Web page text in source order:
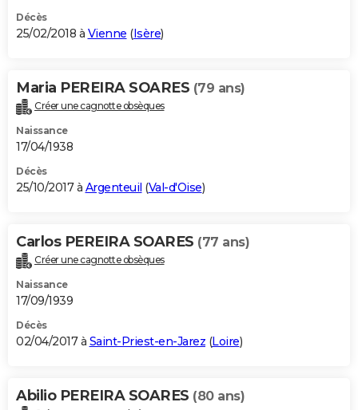
Décès
25/02/2018 à Vienne (Isère)
Maria PEREIRA SOARES (79 ans)
Créer une cagnotte obsèques
Naissance
17/04/1938
Décès
25/10/2017 à Argenteuil (Val-d'Oise)
Carlos PEREIRA SOARES (77 ans)
Créer une cagnotte obsèques
Naissance
17/09/1939
Décès
02/04/2017 à Saint-Priest-en-Jarez (Loire)
Abilio PEREIRA SOARES (80 ans)